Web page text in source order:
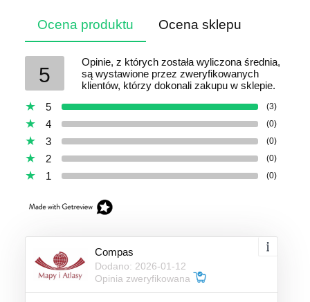
Ocena produktu Ocena sklepu
5
Opinie, z których została wyliczona średnia,
są wystawione przez zweryfikowanych
klientów, którzy dokonali zakupu w sklepie.
5
(3)
4 (0)
3 (0)
2 (0)
1 (0)
Compas
Dodano: 2026-01-12
Opinia zweryfikowana